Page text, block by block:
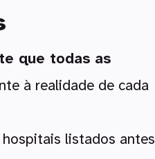
que todas as
à realidade de cada
listados antes